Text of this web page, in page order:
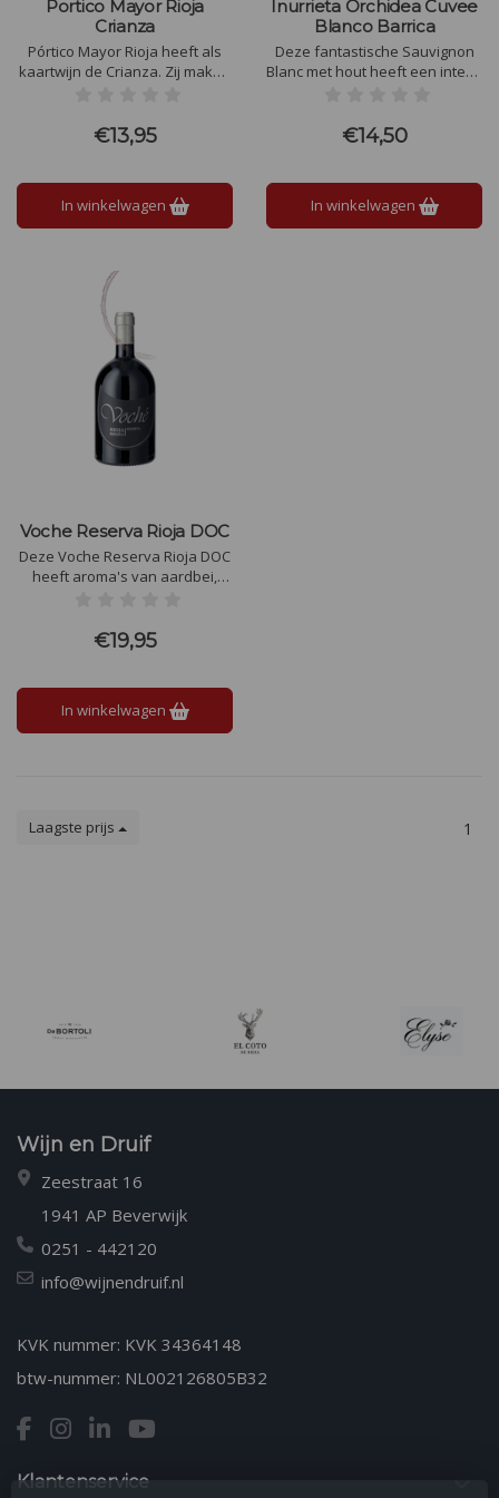
Portico Mayor Rioja
Crianza
Pórtico Mayor Rioja heeft als
kaartwijn de Crianza. Zij maken
aandacht kwaliteitswijnen.
€13,95
In winkelwagen
Inurrieta Orchidea Cuvee
Blanco Barrica
Deze fantastische Sauvignon
Blanc met hout heeft een intens
elegante en evenwichtige
tonen van hout.
€14,50
In winkelwagen
Voche Reserva Rioja DOC
Deze Voche Reserva Rioja DOC
heeft aroma's van aardbei,
mooi fris met donker fruit,
kardemom, hout en ronde
€19,95
In winkelwagen
Laagste prijs 1
Wijn en Druif
Zeestraat 16
1941 AP Beverwijk
0251 - 442120
info@wijnendruif.nl
KVK nummer: KVK 34364148
btw-nummer: NL002126805B32
Klantenservice